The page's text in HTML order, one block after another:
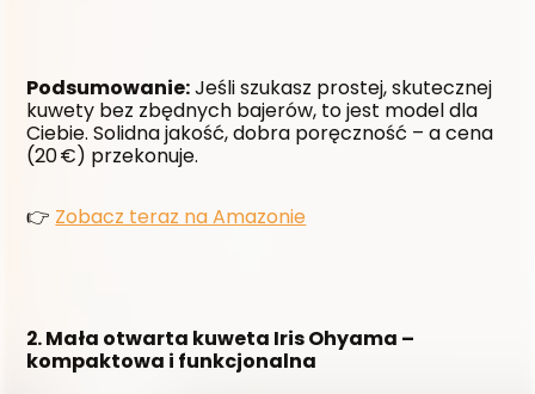
Podsumowanie: Jeśli szukasz prostej, skutecznej
kuwety bez zbędnych bajerów, to jest model dla
Ciebie. Solidna jakość, dobra poręczność – a cena
(20 €) przekonuje.
👉 Zobacz teraz na Amazonie
2. Mała otwarta kuweta Iris Ohyama –
kompaktowa i funkcjonalna